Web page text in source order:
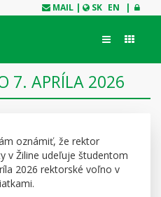
MAIL| SK EN |
7. APRÍLA 2026
oznámiť, že rektor
v Žiline udeľuje študentom
2026 rektorské voľno v